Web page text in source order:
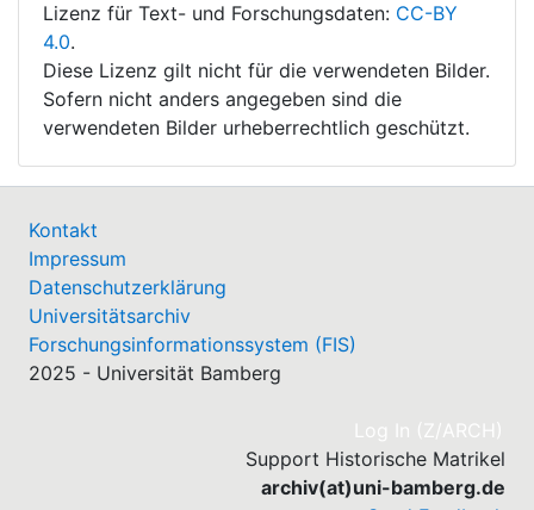
Lizenz für Text- und Forschungsdaten: CC-BY
4.0.
Diese Lizenz gilt nicht für die verwendeten Bilder.
Sofern nicht anders angegeben sind die
verwendeten Bilder urheberrechtlich geschützt.
Kontakt
Impressum
Datenschutzerklärung
Universitätsarchiv
Forschungsinformationssystem (FIS)
2025 - Universität Bamberg
Log In (Z/ARCH)
Support Historische Matrikel
archiv(at)uni-bamberg.de